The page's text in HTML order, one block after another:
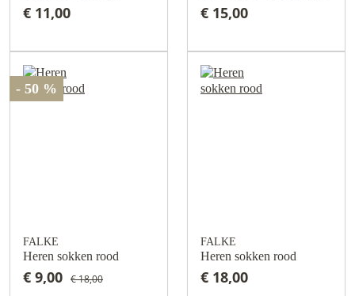
€ 11,00 € 15,00
- 50 %
FALKE
Heren sokken rood
€ 9,00 € 18,00
FALKE
Heren sokken rood
€ 18,00